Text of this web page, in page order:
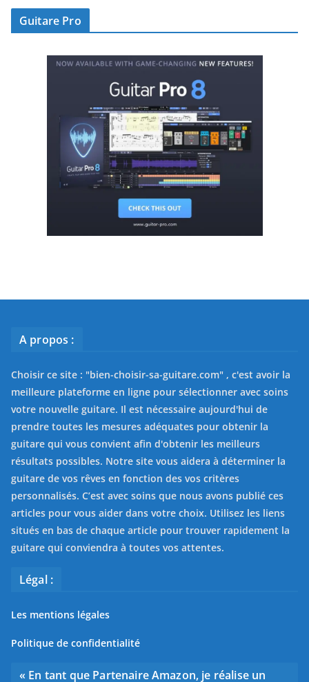
Guitare Pro
A propos :
Choisir ce site : "bien-choisir-sa-guitare.com" , c'est avoir la
meilleure plateforme en ligne pour sélectionner avec soins
votre nouvelle guitare. Il est nécessaire aujourd'hui de
prendre toutes les mesures adéquates pour obtenir la
guitare qui vous convient afin d'obtenir les meilleurs
résultats possibles. Notre site vous aidera à déterminer la
guitare de vos rêves en fonction des vos critères
personnalisés. C’est avec soins que nous avons publié ces
articles pour vous aider dans votre choix. Utilisez les liens
situés en bas de chaque article pour trouver rapidement la
guitare qui conviendra à toutes vos attentes.
Légal :
Les mentions légales
Politique de confidentialité
« En tant que Partenaire Amazon, je réalise un